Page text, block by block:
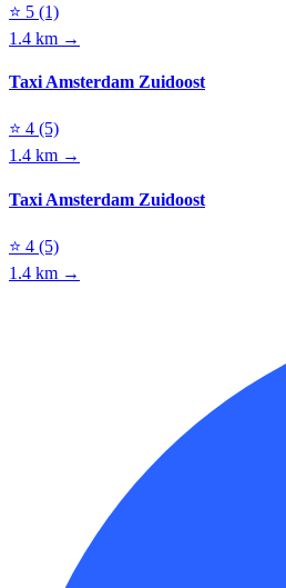
⭐ 5 (1)
1.4 km →
Taxi Amsterdam Zuidoost
⭐ 4 (5)
1.4 km →
Taxi Amsterdam Zuidoost
⭐ 4 (5)
1.4 km →